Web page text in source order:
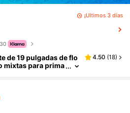
¡Últimos 3 días
de 19 pulgadas de flo
mixtas para prima
decoración de fi
4.50 (18)